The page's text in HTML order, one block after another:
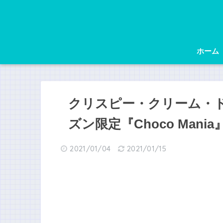
ホーム
クリスピー・クリーム・
ズン限定『Choco Mania
2021/01/04 2021/01/15